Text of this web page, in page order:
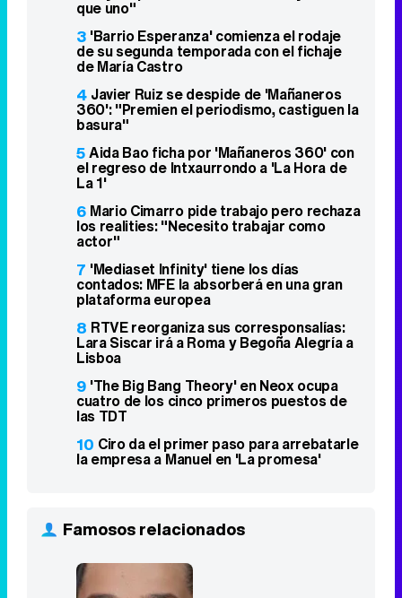
6 Mario Cimarro pide trabajo pero rechaza
los realities: "Necesito trabajar como
actor"
7 'Mediaset Infinity' tiene los días
contados: MFE la absorberá en una gran
plataforma europea
8RTVE reorganiza sus corresponsalías:
Lara Siscar irá a Roma y Begoña Alegría a
Lisboa
9 'The Big Bang Theory' en Neox ocupa
cuatro de los cinco primeros puestos de
las TDT
10 Ciro da el primer paso para arrebatarle
la empresa a Manuel en 'La promesa'
Famosos relacionados
Chanel Terrero